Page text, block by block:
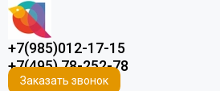
+7(985)012-17-15
+7(495) 78-252-78
Заказать звонок